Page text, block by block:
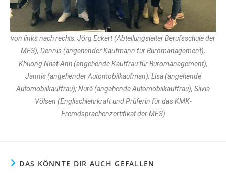
von links nach rechts: Jörg Eckert (Abteilungsleiter Berufsschule der
MES), Dennis (angehender Kaufmann für Büromanagement),
Khuong Nhat-Anh (angehende Kauffrau für Büromanagement),
Jannis (angehender Automobilkaufman); Lisa (angehende
Automobilkauffrau); Nurê (angehende Automobilkauffrau), Silvia
Völsen (Englischlehrkraft und Prüferin für das KMK-
Fremdsprachenzertifikat der MES)
DAS KÖNNTE DIR AUCH GEFALLEN